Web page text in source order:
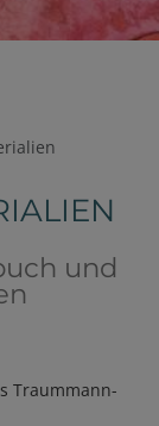
und
Traummann-